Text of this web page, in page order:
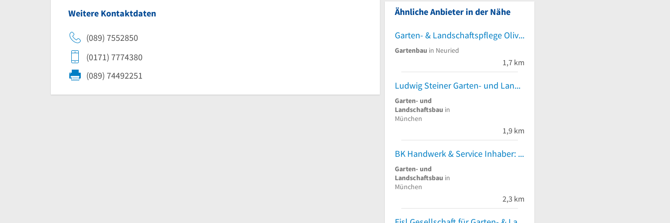
Weitere Kontaktdaten
(089) 7552850
(0171) 7774380
(089) 74492251
Ähnliche Anbieter in der Nähe
Garten- & Landschaftspflege Oliver Rieger
Gartenbau in Neuried
1,7 km
Ludwig Steiner Garten- und Landschaftsbau
Garten- und
Landschaftsbau in
München
1,9 km
BK Handwerk & Service Inhaber: Bernd Käß
Garten- und
Landschaftsbau in
München
2,3 km